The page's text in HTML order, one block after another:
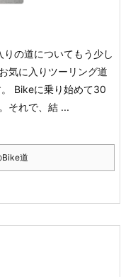
の道についてもう少し
気に入りツーリング道
Bikeに乗り始めて30
それで、結 ...
道